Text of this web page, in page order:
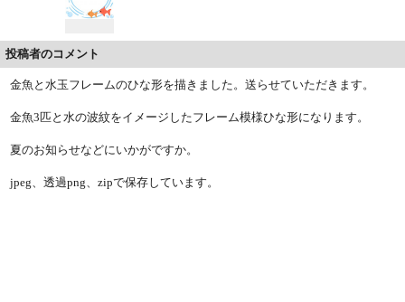
投稿者のコメント
金魚と水玉フレームのひな形を描きました。送らせていただきます。
金魚3匹と水の波紋をイメージしたフレーム模様ひな形になります。
夏のお知らせなどにいかがですか。
jpeg、透過png、zipで保存しています。